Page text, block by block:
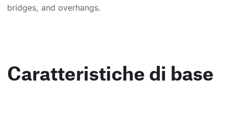
bridges, and overhangs.
Caratteristiche di base